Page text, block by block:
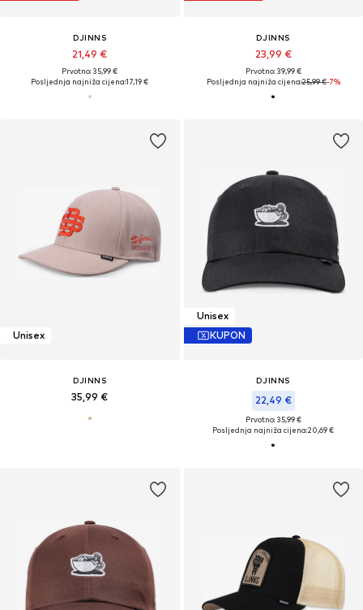
DJINNS
21,49 €
Prvotno: 35,99 €
Posljednja najniža cijena:17,19 €
DJINNS
23,99 €
Prvotno: 39,99 €
Posljednja najniža cijena:25,99 €-7%
Unisex
DJINNS
35,99 €
Unisex
KUPON
DJINNS
22,49 €
Prvotno: 35,99 €
Posljednja najniža cijena:20,69 €